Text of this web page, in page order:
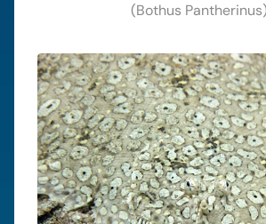
(Bothus Pantherinus)